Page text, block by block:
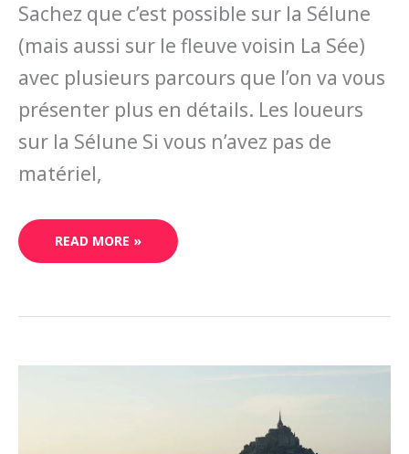
Sachez que c’est possible sur la Sélune
(mais aussi sur le fleuve voisin La Sée)
avec plusieurs parcours que l’on va vous
présenter plus en détails. Les loueurs
sur la Sélune Si vous n’avez pas de
matériel,
READ MORE »
COMMENT